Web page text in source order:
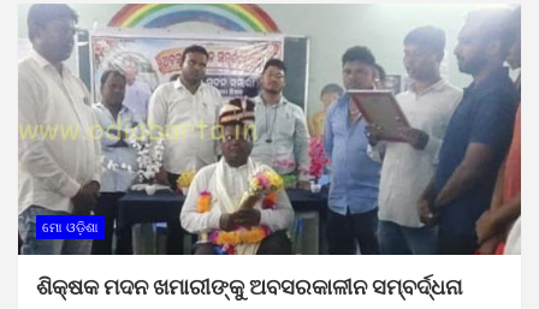
ମୋ ଓଡ଼ିଶା
ଶିକ୍ଷକ ମଦନ ଖମାରୀଙ୍କୁ ଅବସରକାଳୀନ ସମ୍ବର୍ଦ୍ଧନା